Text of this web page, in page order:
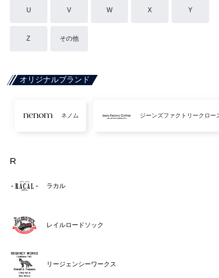
U V W X Y
Z その他
オリジナルブランド
ネノム ジーンズファクトリークロー
R
ラカル
レイルロードソック
リージェンシーワークス